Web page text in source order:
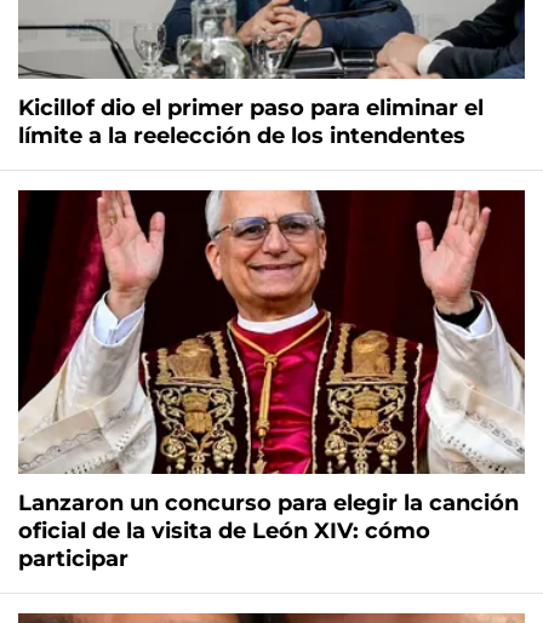
Kicillof dio el primer paso para eliminar el
límite a la reelección de los intendentes
Lanzaron un concurso para elegir la canción
oficial de la visita de León XIV: cómo
participar